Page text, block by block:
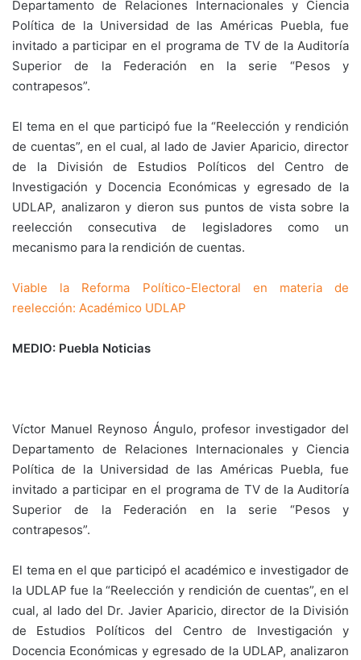
Departamento de Relaciones Internacionales y Ciencia
Política de la Universidad de las Américas Puebla, fue
invitado a participar en el programa de TV de la Auditoría
Superior de la Federación en la serie “Pesos y
contrapesos”.
El tema en el que participó fue la “Reelección y rendición
de cuentas”, en el cual, al lado de Javier Aparicio, director
de la División de Estudios Políticos del Centro de
Investigación y Docencia Económicas y egresado de la
UDLAP, analizaron y dieron sus puntos de vista sobre la
reelección consecutiva de legisladores como un
mecanismo para la rendición de cuentas.
Viable la Reforma Político-Electoral en materia de
reelección: Académico UDLAP
MEDIO: Puebla Noticias
Víctor Manuel Reynoso Ángulo, profesor investigador del
Departamento de Relaciones Internacionales y Ciencia
Política de la Universidad de las Américas Puebla, fue
invitado a participar en el programa de TV de la Auditoría
Superior de la Federación en la serie “Pesos y
contrapesos”.
El tema en el que participó el académico e investigador de
la UDLAP fue la “Reelección y rendición de cuentas”, en el
cual, al lado del Dr. Javier Aparicio, director de la División
de Estudios Políticos del Centro de Investigación y
Docencia Económicas y egresado de la UDLAP, analizaron